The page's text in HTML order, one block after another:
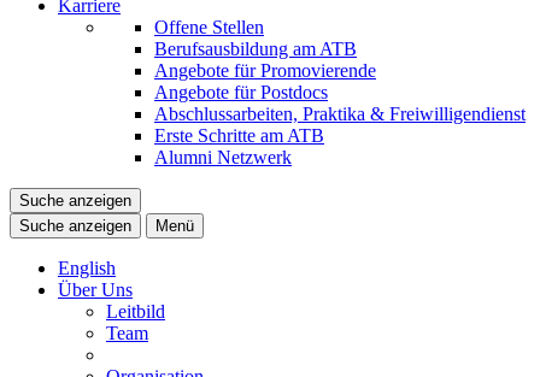
Karriere
Offene Stellen
Berufsausbildung am ATB
Angebote für Promovierende
Angebote für Postdocs
Abschlussarbeiten, Praktika & Freiwilligendienst
Erste Schritte am ATB
Alumni Netzwerk
Suche anzeigen
Suche anzeigen
Menü
English
Über Uns
Leitbild
Team